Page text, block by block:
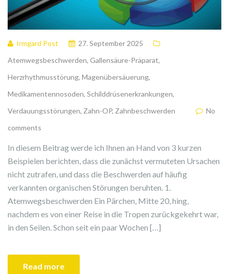
Irmgard Post
27. September 2025
Atemwegsbeschwerden, Gallensäure-Präparat,
Herzrhythmusstörung, Magenübersäuerung,
Medikamentennosoden, Schilddrüsenerkrankungen,
Verdauungsstörungen, Zahn-OP, Zahnbeschwerden
No
comments
In diesem Beitrag werde ich Ihnen an Hand von 3 kurzen
Beispielen berichten, dass die zunächst vermuteten Ursachen
nicht zutrafen, und dass die Beschwerden auf häufig
verkannten organischen Störungen beruhten. 1.
Atemwegsbeschwerden Ein Pärchen, Mitte 20, hing,
nachdem es von einer Reise in die Tropen zurückgekehrt war,
in den Seilen. Schon seit ein paar Wochen […]
Read more